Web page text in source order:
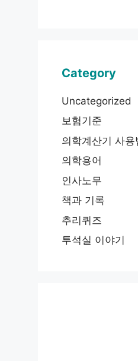
Category
Uncategorized
보험기준
의학계산기 사용
의학용어
인사노무
책과 기록
추리퀴즈
투석실 이야기